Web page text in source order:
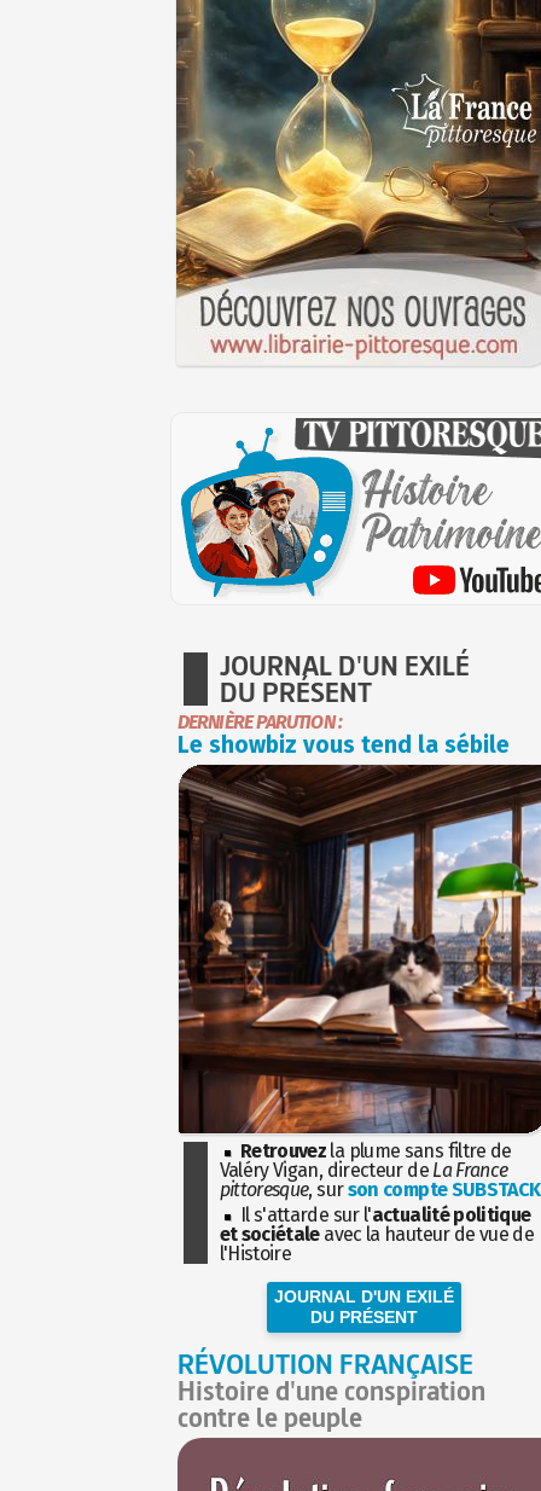
JOURNAL D'UN EXILÉ
DU PRÉSENT
DERNIÈRE PARUTION :
Le showbiz vous tend la sébile
Retrouvez la plume sans filtre de
Valéry Vigan, directeur de La France
pittoresque, surson compte SUBSTACK
Il s'attarde sur l'actualité politique
et sociétaleavec la hauteur de vue de
l'Histoire
JOURNAL D'UN EXILÉ
DU PRÉSENT
RÉVOLUTION FRANÇAISE
Histoire d'une conspiration
contre le peuple